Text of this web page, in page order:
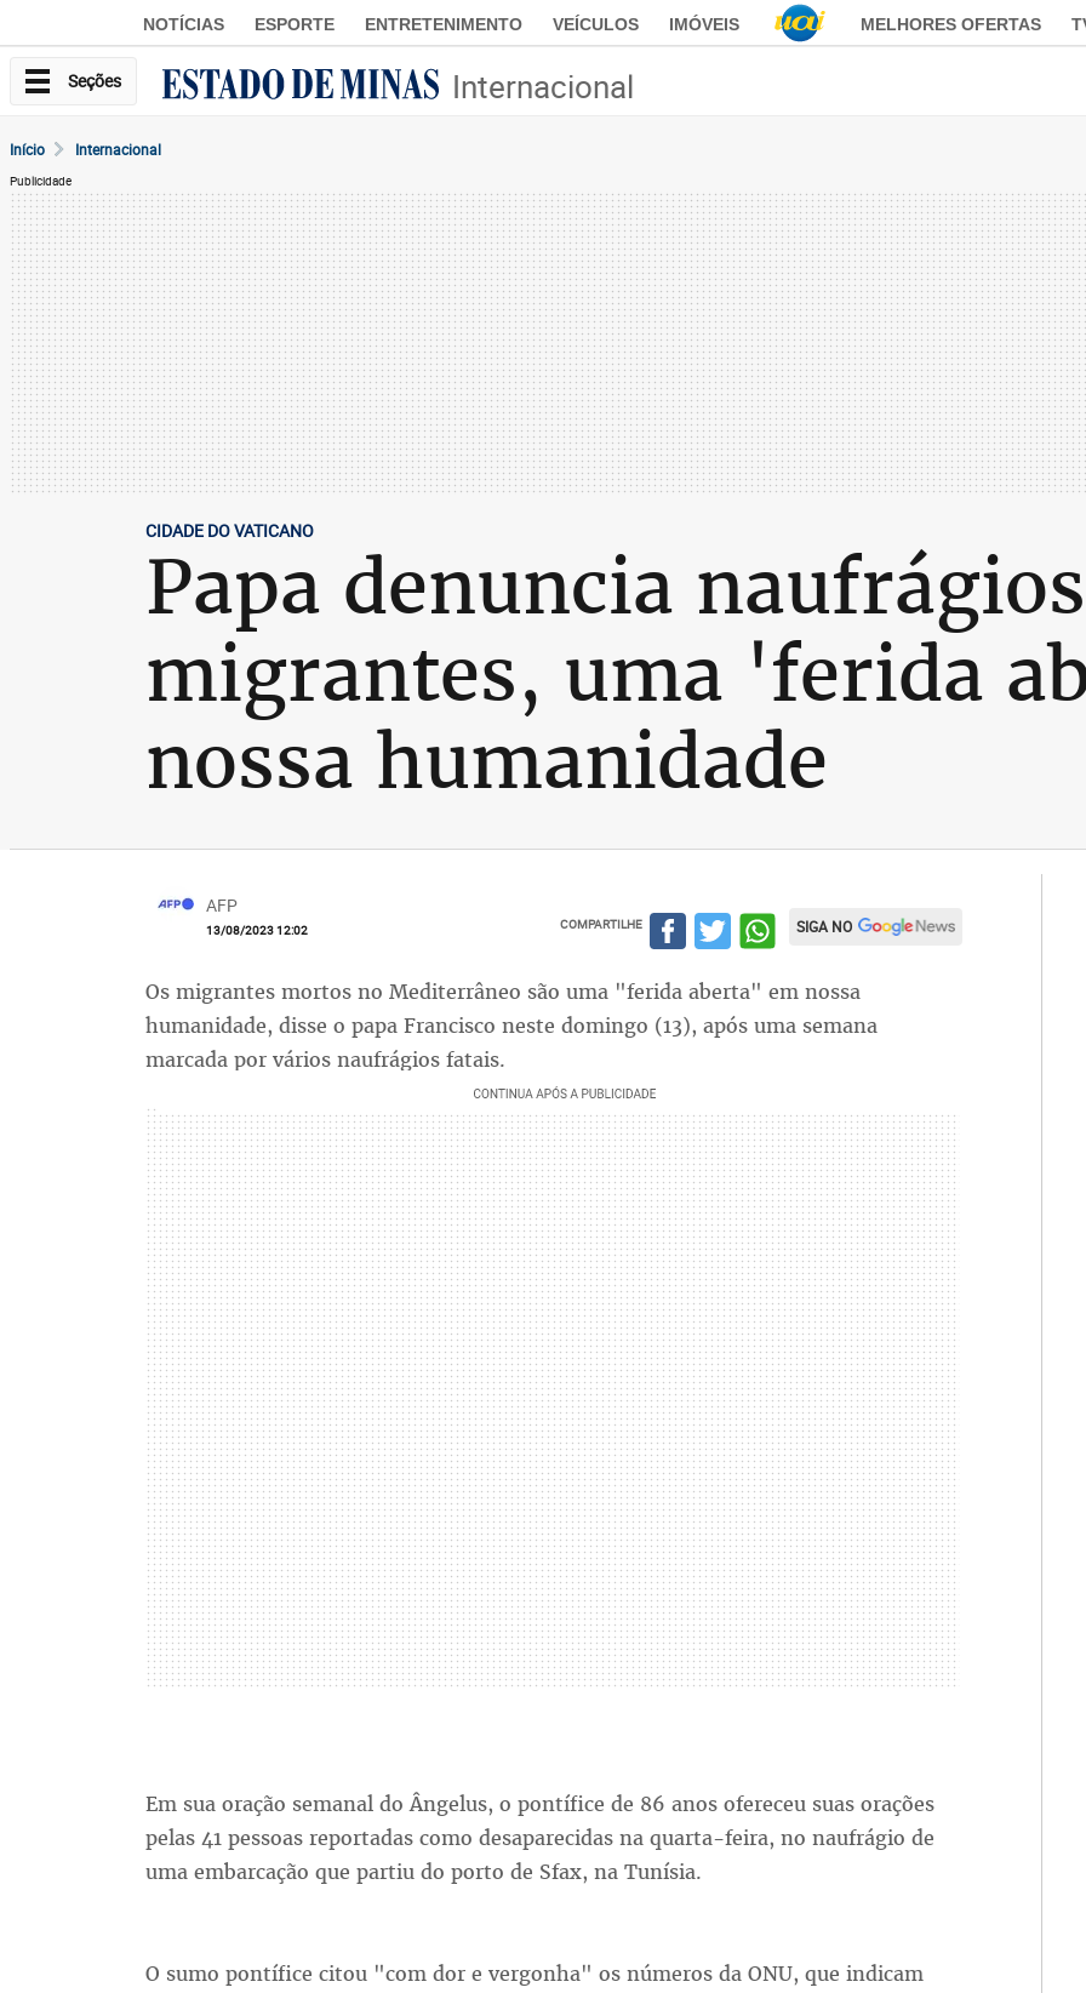
NOTÍCIAS ESPORTE ENTRETENIMENTO VEÍCULOS IMÓVEIS MELHORES OFERTAS
Seções Internacional
Início Internacional
Publicidade
CIDADE DO VATICANO
Papa denuncia
migrantes, uma 'ferida
nossa humanidade
AFP
13/08/2023 12:02 COMPARTILHE SIGA NO
Os migrantes mortos no Mediterrâneo são uma "ferida aberta" em nossa
humanidade, disse o papa Francisco neste domingo (13), após uma semana
marcada por vários naufrágios fatais.
Em sua oração semanal do Ângelus, o pontífice de 86 anos ofereceu suas orações
pelas 41 pessoas reportadas como desaparecidas na quarta-feira, no naufrágio de
uma embarcação que partiu do porto de Sfax, na Tunísia.
O sumo pontífice citou "com dor e vergonha" os números da ONU, que indicam